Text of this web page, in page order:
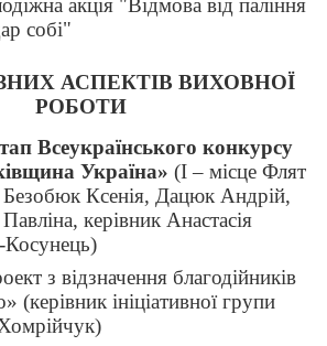
акція "Відмова від паління
собі"
АСПЕКТІВ ВИХОВНОЇ
РОБОТИ
Всеукраїнського конкурсу
Україна» (І – місце Флят
Ксенія, Дацюк Андрій,
керівник Анастасія
Косунець)
з відзначення благодійників
(керівник ініціативної групи